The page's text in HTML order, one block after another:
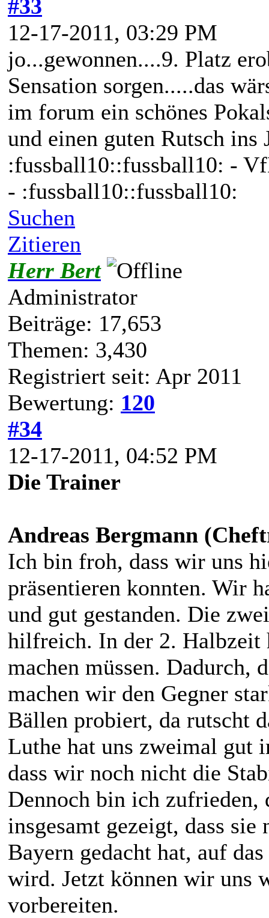
#33
12-17-2011, 03:29 PM
jo...gewonnen....9. Platz
Sensation sorgen.....das
im forum ein schönes
und einen guten Rutsch ins
:fussball10::fussball10: -
- :fussball10::fussball10:
Suchen
Zitieren
Herr Bert
Administrator
Beiträge: 17,653
Themen: 3,430
Registriert seit: Apr 2011
Bewertung: 120
#34
12-17-2011, 04:52 PM
Die Trainer
Andreas Bergmann
Ich bin froh, dass wir uns
präsentieren konnten. Wir
und gut gestanden. Die
hilfreich. In der 2. Halbzeit
machen müssen. Dadurch,
machen wir den Gegner
Bällen probiert, da rutscht
Luthe hat uns zweimal gut
dass wir noch nicht die
Dennoch bin ich zufrieden,
insgesamt gezeigt, dass
Bayern gedacht hat, auf
wird. Jetzt können wir uns
vorbereiten.